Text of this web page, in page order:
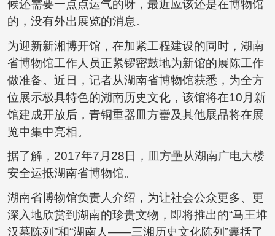
候还需要一点点运气的呀，最近应该还是在博物馆
的，没有外出展览的消息。
为迎新新湘博开馆，在加紧工程建设的同时，湖南
省博物馆工作人员正紧锣密鼓地为新馆的展陈工作
做准备。近日，记者从湖南省博物馆获悉，为全方
位展示极具特色的湖南历史文化，该馆将在10月新
馆建成开放后，青铜重器皿方罍及其他展品将在展
览中集中亮相。
据了解，2017年7月28日，皿方壘从湖南广电大楼
安全运抵湖南省博物馆。
湖南省博物馆负责人介绍，为让社会公众更多、更
深入地欣赏到湖南的珍贵文物，即将推出的“马王堆
汉墓陈列”和“湖南人——三湘历史文化陈列”囊括了